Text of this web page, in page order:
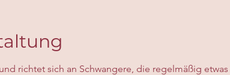
richtet sich an Schwangere, die regelmäßig